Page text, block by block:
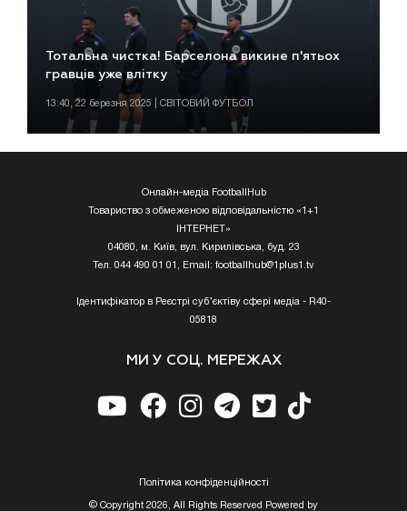
Тотальна чистка! Барселона викине п'ятьох
гравців уже влітку
13:40, 22 березня 2025 | СВІТОВИЙ ФУТБОЛ
Онлайн-медіа FootballHub
Товариство з обмеженою відповідальністю «1+1
ІНТЕРНЕТ»
04080, м. Київ, вул. Кирилівська, буд. 23
Тел. 044 490 01 01, Email: footballhub@1plus1.tv
Ідентифікатор в Реєстрі суб’єктіву сфері медіа - R40-
05818
МИ У СОЦ. МЕРЕЖАХ
Полiтика конфiденцiйностi
© Copyright 2026, All Rights Reserved Powered by